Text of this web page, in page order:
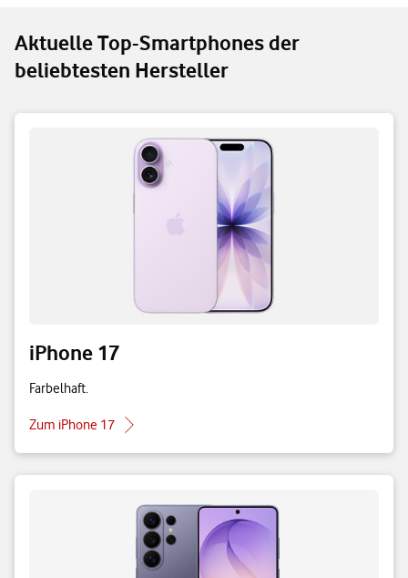
Aktuelle Top-Smartphones der
beliebtesten Hersteller
iPhone 17
Farbelhaft.
Zum iPhone 17